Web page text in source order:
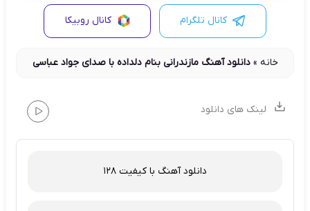
کانال تلگرام کانال روبیکا
خانه »دانلود آهنگ مازندرانی بنام دلداده با صدای جواد عباسی
لینک های دانلود
دانلود آهنگ با کیفیت 128